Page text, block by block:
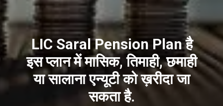
LIC Saral Pension Plan है
इस प्लान में मासिक, तिमाही, छमाही
या सालाना एन्यूटी को ख़रीदा जा
सकता है.